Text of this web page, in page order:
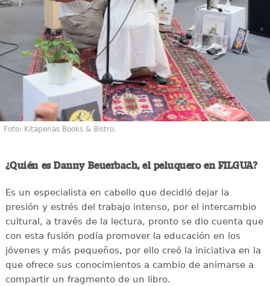
Foto: Kitapenas Books & Bistro.
¿Quién es Danny Beuerbach, el peluquero en FILGUA?
Es un especialista en cabello que decidió dejar la
presión y estrés del trabajo intenso, por el intercambio
cultural, a través de la lectura, pronto se dio cuenta que
con esta fusión podía promover la educación en los
jóvenes y más pequeños, por ello creó la iniciativa en la
que ofrece sus conocimientos a cambio de animarse a
compartir un fragmento de un libro.